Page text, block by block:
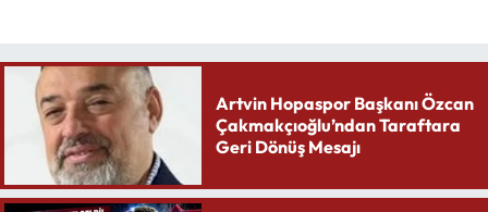
Artvin Hopaspor Başkanı Özcan
Çakmakçıoğlu’ndan Taraftara
Geri Dönüş Mesajı